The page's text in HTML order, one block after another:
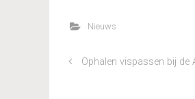
Nieuws
Ophalen vispassen bij de